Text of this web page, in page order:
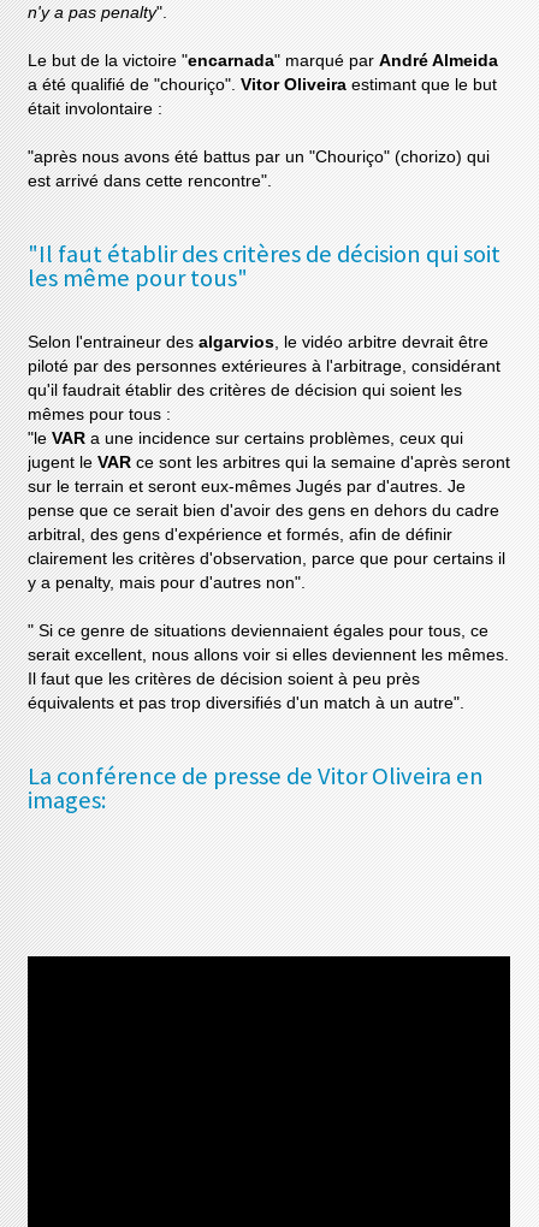
n'y a pas penalty".
Le but de la victoire "encarnada" marqué parAndré Almeida
a été qualifié de "chouriço".Vitor Oliveira estimant que le but
était involontaire :
"après nous avons été battus par un "Chouriço" (chorizo) qui
est arrivé dans cette rencontre".
"Il faut établir des critères de décision qui soit
les même pour tous"
Selon l'entraineur desalgarvios, le vidéo arbitre devrait être
piloté par des personnes extérieures à l'arbitrage, considérant
qu'il faudrait établir des critères de décision qui soient les
mêmes pour tous :
"leVARa une incidence sur certains problèmes, ceux qui
jugent leVARce sont les arbitres qui la semaine d'après seront
sur le terrain et seront eux-mêmes Jugés par d'autres. Je
pense que ce serait bien d'avoir des gens en dehors du cadre
arbitral, des gens d'expérience et formés, afin de définir
clairement les critères d'observation, parce que pour certains il
y a penalty, mais pour d'autres non".
" Si ce genre de situations deviennaient égales pour tous, ce
serait excellent, nous allons voir si elles deviennent les mêmes.
Il faut que les critères de décision soient à peu près
équivalents et pas trop diversifiés d'un match à un autre".
La conférence de presse de Vitor Oliveira en
images: